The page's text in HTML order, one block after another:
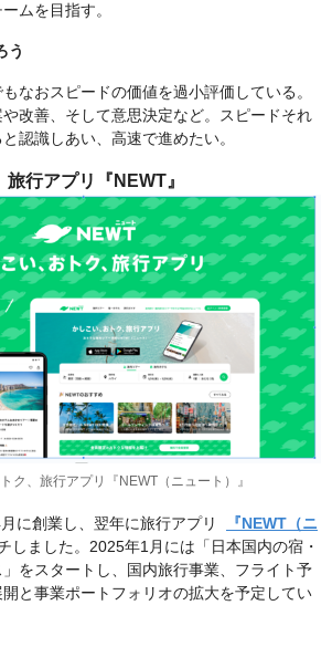
ムを目指す。
う
なおスピードの価値を過小評価している。
改善、そして意思決定など。スピードそれ
認識しあい、高速で進めたい。
行アプリ『NEWT』
ク、旅行アプリ『NEWT（ニュート）』
に創業し、翌年に旅行アプリ
『NEWT（ニ
しました。2025年1月には「日本国内の宿・
をスタートし、国内旅行事業、フライト予
と事業ポートフォリオの拡大を予定してい